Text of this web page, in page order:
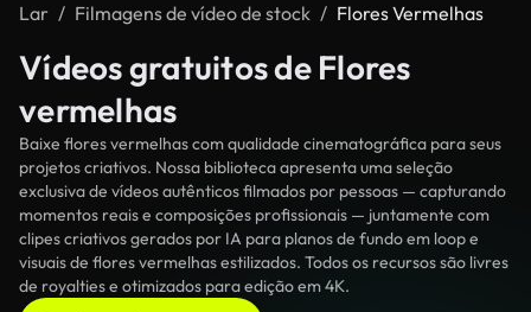
Lar Filmagens de vídeo de stock Flores Vermelhas
Vídeos gratuitos de Flores
vermelhas
Baixe flores vermelhas com qualidade cinematográfica para seus
projetos criativos. Nossa biblioteca apresenta uma seleção
exclusiva de vídeos autênticos filmados por pessoas — capturando
momentos reais e composições profissionais — juntamente com
clipes criativos gerados por IA para planos de fundo em loop e
visuais de flores vermelhas estilizados. Todos os recursos são livres
de royalties e otimizados para edição em 4K.